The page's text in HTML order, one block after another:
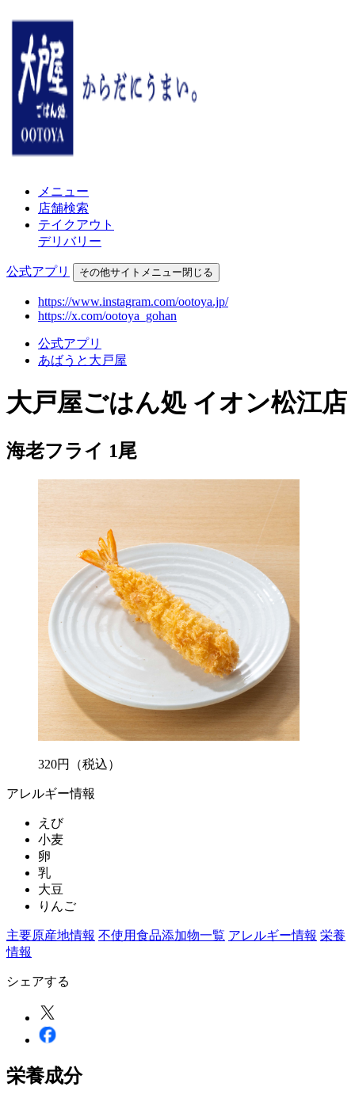
メニュー
店舗検索
テイクアウト
デリバリー
公式アプリ その他サイトメニュー閉じる
https://www.instagram.com/ootoya.jp/
https://x.com/ootoya_gohan
公式アプリ
あばうと大戸屋
大戸屋ごはん処 イオン松江店
海老フライ 1尾
320円 （税込）
アレルギー情報
えび
小麦
卵
乳
大豆
りんご
主要原産地情報 不使用食品添加物一覧 アレルギー情報 栄養
情報
シェアする
栄養成分